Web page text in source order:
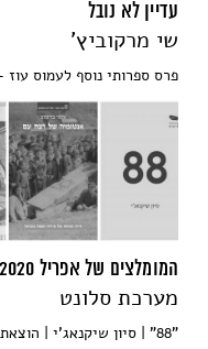
עדיין לא נובל
שי מרקוביץ'
פרס ספרותי נוסף לעמוס
המומלצים של אפריל 2020
מערכת סלונט
"88" | סיון שיקנאג'י | הוצאת לוקוס | 2019 גבר שצריך...